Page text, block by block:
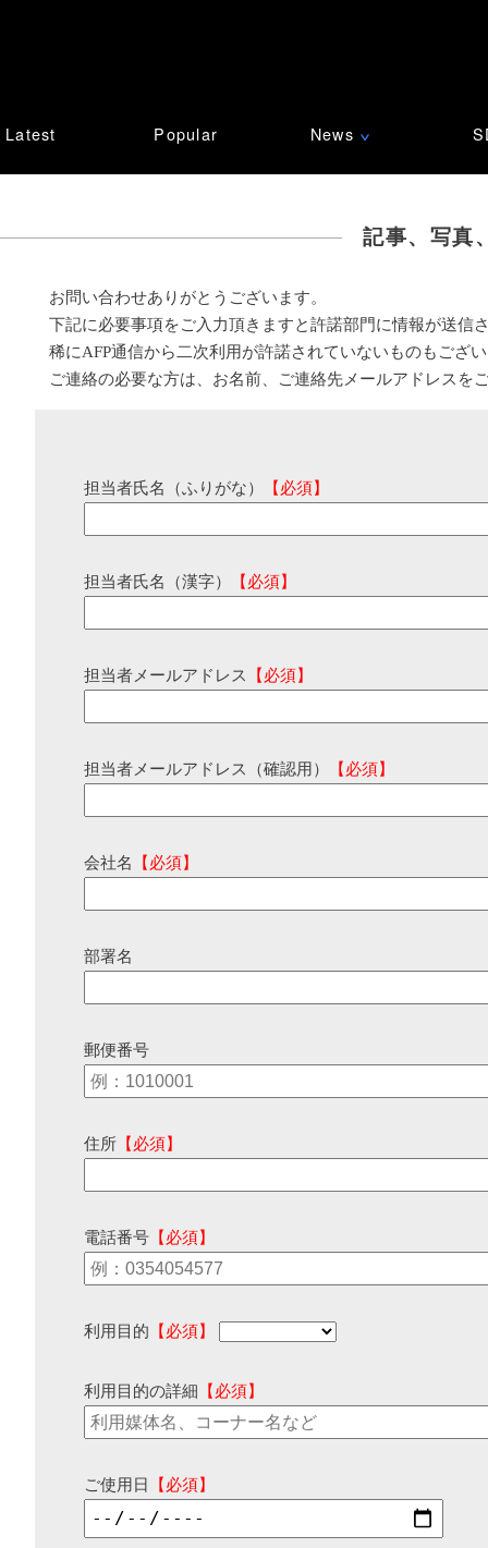
Latest Popular News ∨
記事、写真
お問い合わせありがとうございます。
下記に必要事項をご入力頂きますと許諾部門に情報が送信
稀にAFP通信から二次利用が許諾されていないものもござ
ご連絡の必要な方は、お名前、ご連絡先メールアドレスを
担当者氏名（ふりがな） 【必須】
担当者氏名（漢字） 【必須】
担当者メールアドレス 【必須】
担当者メールアドレス（確認用） 【必須】
会社名 【必須】
部署名
郵便番号
住所 【必須】
電話番号 【必須】
利用目的 【必須】
利用目的の詳細 【必須】
ご使用日 【必須】